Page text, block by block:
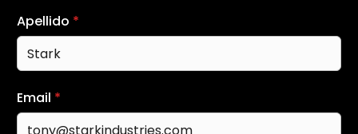
Apellido *
Email *